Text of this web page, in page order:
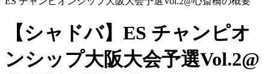
【シャドバ】ES チャンピオ
ンシップ大阪大会予選Vol.2@